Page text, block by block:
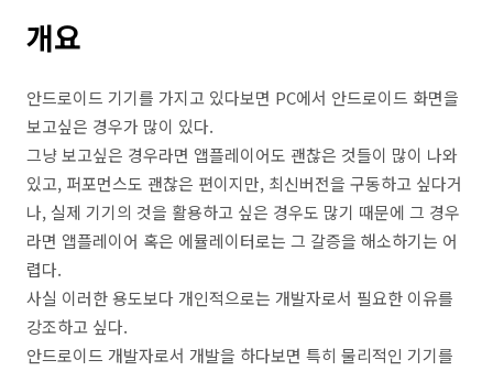
개요
안드로이드 기기를 가지고 있다보면 PC에서 안드로이드 화면을
보고싶은 경우가 많이 있다.
그냥 보고싶은 경우라면 앱플레이어도 괜찮은 것들이 많이 나와
있고, 퍼포먼스도 괜찮은 편이지만, 최신버전을 구동하고 싶다거
나, 실제 기기의 것을 활용하고 싶은 경우도 많기 때문에 그 경우
라면 앱플레이어 혹은 에뮬레이터로는 그 갈증을 해소하기는 어
렵다.
사실 이러한 용도보다 개인적으로는 개발자로서 필요한 이유를
강조하고 싶다.
안드로이드 개발자로서 개발을 하다보면 특히 물리적인 기기를